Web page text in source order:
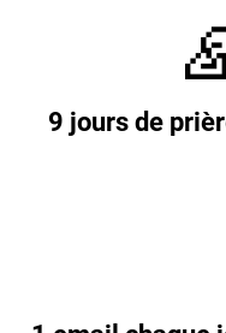
9 jours de